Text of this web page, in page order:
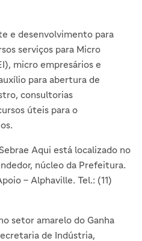
e desenvolvimento para
serviços para Micro
micro empresários e
para abertura de
consultorias
úteis para o
Aqui está localizado no
núcleo da Prefeitura.
– Alphaville. Tel.: (11)
setor amarelo do Ganha
de Indústria,